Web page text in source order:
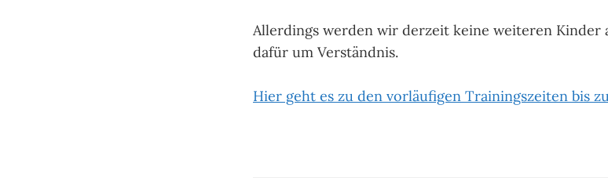
Allerdings werden wir derzeit keine weiteren Kinder
dafür um Verständnis.
Hier geht es zu den vorläufigen Trainingszeiten bis